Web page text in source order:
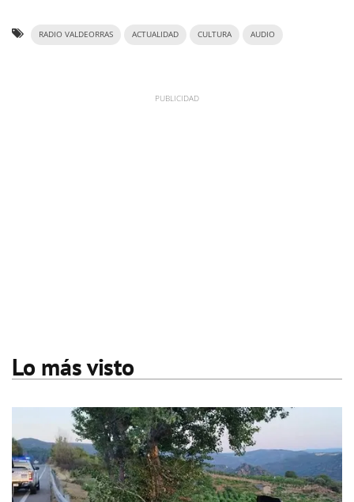
RADIO VALDEORRAS ACTUALIDAD CULTURA AUDIO
Lo más visto